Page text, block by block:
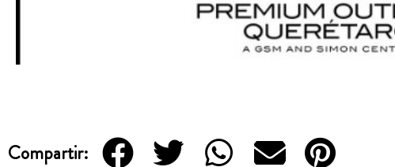
Compartir: